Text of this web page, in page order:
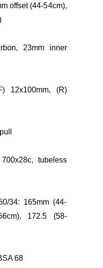
thru-axle, flat
1-1/8" to 1-
offset (44-54cm),
23mm inner
12x100mm, (R)
34: 165mm (44-